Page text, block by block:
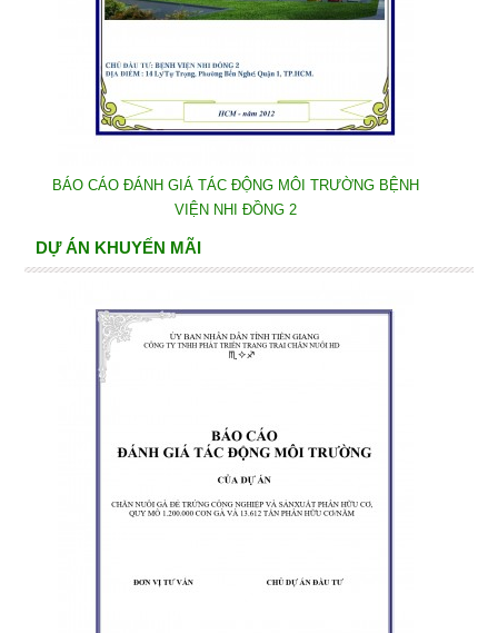
BÁO CÁO ĐÁNH GIÁ TÁC ĐỘNG MÔI TRƯỜNG BỆNH
VIỆN NHI ĐỒNG 2
DỰ ÁN KHUYẾN MÃI